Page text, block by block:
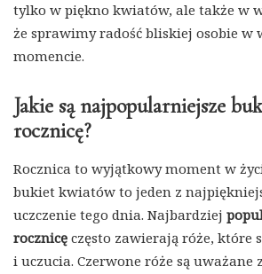
tylko w piękno kwiatów, ale także w
że sprawimy radość bliskiej osobie w
momencie.
Jakie są najpopularniejsze
rocznicę?
Rocznica to wyjątkowy moment w
bukiet kwiatów to jeden z
uczczenie tego dnia. Najbardziej
rocznicę często zawierają róże, które
i uczucia. Czerwone róże są uważane